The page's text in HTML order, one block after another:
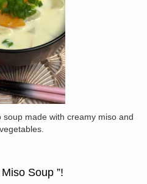
made with creamy miso and
Soup ”!